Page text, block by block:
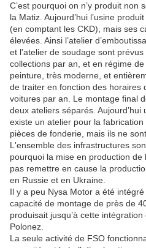
C’est pourquoi on n’y produit non
la Matiz. Aujourd’hui l’usine
(en comptant les CKD), mais ses
élevées. Ainsi l’atelier
et l’atelier de soudage sont
collections par an, et en régime
peinture, très moderne, et
de traiter en fonction des horaires
voitures par an. Le montage final
deux ateliers séparés.
existe un atelier pour la
pièces de fonderie, mais ils ne
L'ensemble des infrastructures
pourquoi la mise en production
pas remettre en cause la
en Russie et en Ukraine.
Il y a peu Nysa Motor a été
capacité de montage de près de
produisait jusqu’à cette
Polonez.
La seule activité de FSO